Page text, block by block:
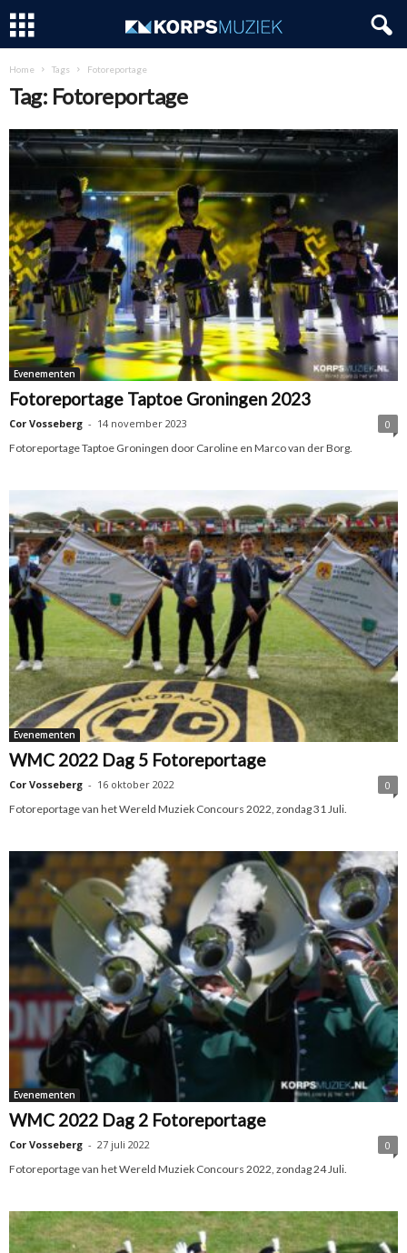
Home Tags Fotoreportage
Tag: Fotoreportage
Evenementen
Fotoreportage Taptoe Groningen 2023
Cor Vosseberg - 14 november 2023
0
Fotoreportage Taptoe Groningen door Caroline en Marco van der Borg.
Evenementen
WMC 2022 Dag 5 Fotoreportage
Cor Vosseberg - 16 oktober 2022
0
Fotoreportage van het Wereld Muziek Concours 2022, zondag 31 Juli.
Evenementen
WMC 2022 Dag 2 Fotoreportage
Cor Vosseberg - 27 juli 2022
0
Fotoreportage van het Wereld Muziek Concours 2022, zondag 24 Juli.